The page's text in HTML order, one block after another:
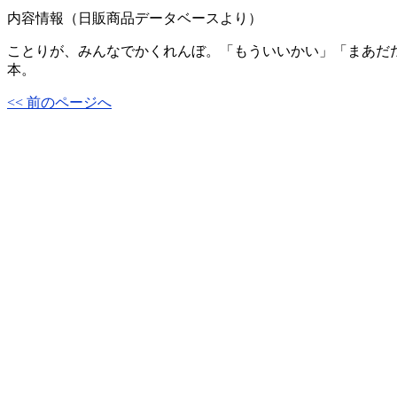
内容情報（日販商品データベースより）
ことりが、みんなでかくれんぼ。「もういいかい」「まあ
本。
<< 前のページへ